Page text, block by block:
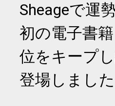
Sheageで運
初の電子書
位をキープ
登場しまし